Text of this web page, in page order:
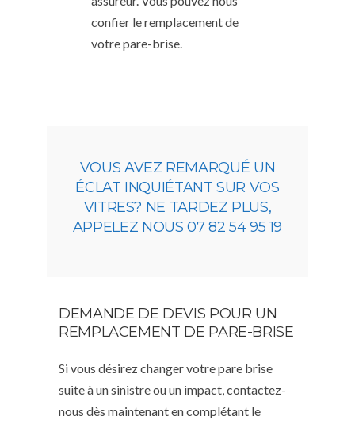
confier le remplacement de
votre pare-brise.
VOUS AVEZ REMARQUÉ UN
ÉCLAT INQUIÉTANT SUR VOS
VITRES? NE TARDEZ PLUS,
APPELEZ NOUS 07 82 54 95 19
DEMANDE DE DEVIS POUR UN
REMPLACEMENT DE PARE-BRISE
Si vous désirez changer votre pare brise
suite à un sinistre ou un impact, contactez-
nous dès maintenant en complétant le